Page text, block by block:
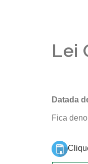
Lei
Datada
Fica